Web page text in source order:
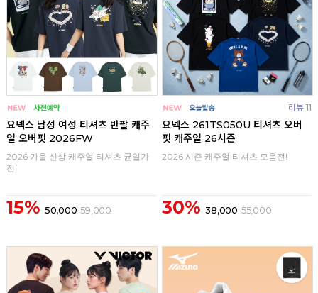
요넥스 남성 여성 티셔츠 반팔 캐주
얼 오버핏 2026FW
2026 가을 신상 캐주얼 티셔츠 균일가
전!
15% 50,000 59,000
리뷰 11
요넥스 261TS050U 티셔츠 오버
핏 캐주얼 26시즌
2026 시즌 캐주얼 티셔츠 모음전!
30% 38,000 55,000